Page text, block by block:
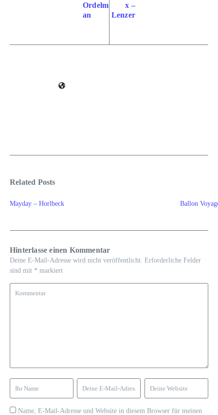
Ordelm
an
x –
Lenzer
Related Posts
Mayday – Horlbeck Ballon
Hinterlasse einen Kommentar
Deine E-Mail-Adresse wird nicht veröffentlicht. Erforderliche Felder
sind mit * markiert
Name, E-Mail-Adresse und Website in diesem Browser für meinen